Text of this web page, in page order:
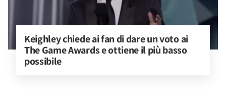
Keighley chiede ai fan di dare un voto ai
The Game Awards e ottiene il più basso
possibile